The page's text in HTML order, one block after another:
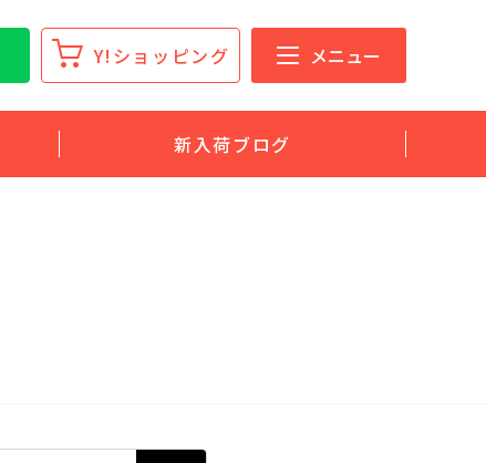
Y!ショッピング メニュー
新入荷ブログ